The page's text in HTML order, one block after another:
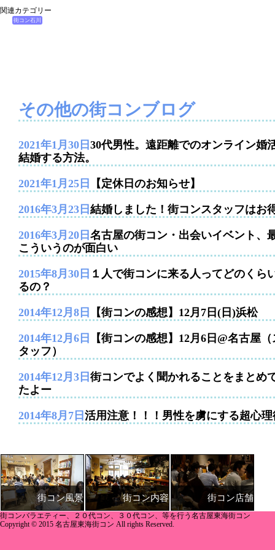
関連カテゴリー
街コン石川
その他の街コンブログ
2021年1月30日 30代男性。遠距離でのオンライン婚
結婚する方法。
2021年1月25日 【定休日のお知らせ】
2016年3月23日 結婚しました！街コンスタッフはお
2016年3月20日 名古屋の街コン・出会いイベント、
こういうのが面白い
2015年8月30日 １人で街コンに来る人ってどのくら
るの？
2014年12月8日 【街コンの感想】12月7日(日)浜松
2014年12月6日
【街コンの感想】12月6日@名古屋（
タッフ）
2014年12月3日 街コンでよく聞かれることをまとめ
たよー
2014年8月7日 活用注意！！！男性を虜にする超心理
街コン風景 街コン内容 街コン店舗
街コンバラエティー、２０代コン、３０代コン、等を行う名古屋東海街コン
Copyright © 2015 名古屋東海街コン All rights Reserved.